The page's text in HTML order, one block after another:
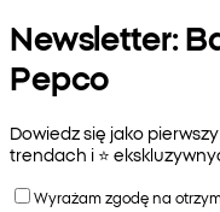
Newsletter:
Pepco
Dowiedz się jako
trendach i ⭐️
Wyrażam zgodę na